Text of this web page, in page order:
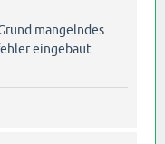
mangelndes
eingebaut